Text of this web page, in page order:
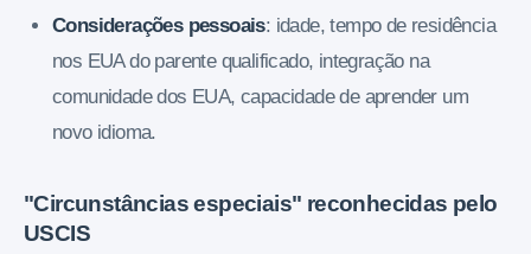
Considerações pessoais: idade, tempo de residência
nos EUA do parente qualificado, integração na
comunidade dos EUA, capacidade de aprender um
novo idioma.
"Circunstâncias especiais" reconhecidas pelo
USCIS